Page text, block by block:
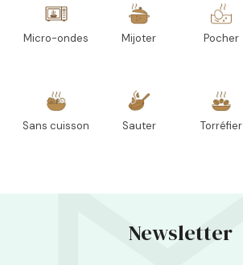
Micro-ondes Mijoter Pocher
Sans cuisson Sauter Torréfier
Newsletter